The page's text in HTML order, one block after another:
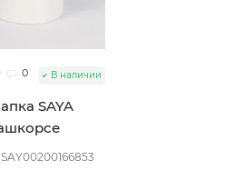
0 В наличии
SAYA
Белый
SAY00200166853